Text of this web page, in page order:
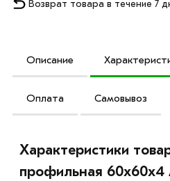
Возврат товара в течение 7
Описание
Оплата Самовывоз
Характеристики
профильная